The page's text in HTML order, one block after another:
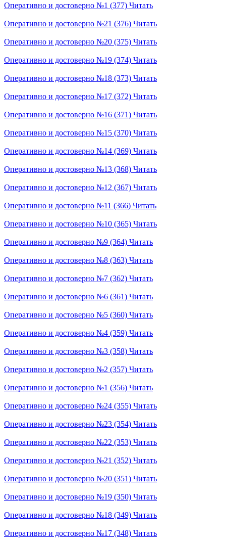
Оперативно и достоверно №1 (377) Читать
Оперативно и достоверно №21 (376) Читать
Оперативно и достоверно №20 (375) Читать
Оперативно и достоверно №19 (374) Читать
Оперативно и достоверно №18 (373) Читать
Оперативно и достоверно №17 (372) Читать
Оперативно и достоверно №16 (371) Читать
Оперативно и достоверно №15 (370) Читать
Оперативно и достоверно №14 (369) Читать
Оперативно и достоверно №13 (368) Читать
Оперативно и достоверно №12 (367) Читать
Оперативно и достоверно №11 (366) Читать
Оперативно и достоверно №10 (365) Читать
Оперативно и достоверно №9 (364) Читать
Оперативно и достоверно №8 (363) Читать
Оперативно и достоверно №7 (362) Читать
Оперативно и достоверно №6 (361) Читать
Оперативно и достоверно №5 (360) Читать
Оперативно и достоверно №4 (359) Читать
Оперативно и достоверно №3 (358) Читать
Оперативно и достоверно №2 (357) Читать
Оперативно и достоверно №1 (356) Читать
Оперативно и достоверно №24 (355) Читать
Оперативно и достоверно №23 (354) Читать
Оперативно и достоверно №22 (353) Читать
Оперативно и достоверно №21 (352) Читать
Оперативно и достоверно №20 (351) Читать
Оперативно и достоверно №19 (350) Читать
Оперативно и достоверно №18 (349) Читать
Оперативно и достоверно №17 (348) Читать